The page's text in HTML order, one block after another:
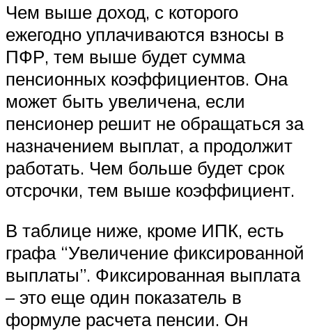
Чем выше доход, с которого
ежегодно уплачиваются взносы в
ПФР, тем выше будет сумма
пенсионных коэффициентов. Она
может быть увеличена, если
пенсионер решит не обращаться за
назначением выплат, а продолжит
работать. Чем больше будет срок
отсрочки, тем выше коэффициент.
В таблице ниже, кроме ИПК, есть
графа “Увеличение фиксированной
выплаты”. Фиксированная выплата
– это еще один показатель в
формуле расчета пенсии. Он